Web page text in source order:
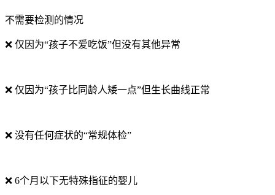
不需要检测的情况
❌ 仅因为“孩子不爱吃饭”但没有其他异常
❌ 仅因为“孩子比同龄人矮一点”但生长曲线正常
❌ 没有任何症状的“常规体检”
❌ 6个月以下无特殊指征的婴儿